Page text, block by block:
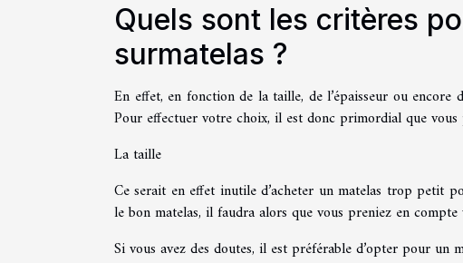
Quels sont les critères
surmatelas ?
En effet, en fonction de la taille, de l’épaisseur ou
Pour effectuer votre choix, il est donc primordial que
La taille
Ce serait en effet inutile d’acheter un matelas trop petit
le bon matelas, il faudra alors que vous preniez en
Si vous avez des doutes, il est préférable d’opter pour un